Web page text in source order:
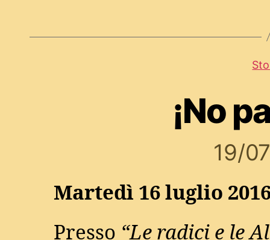
¡No
19/
Martedì 16 luglio
Presso “Le radici e le